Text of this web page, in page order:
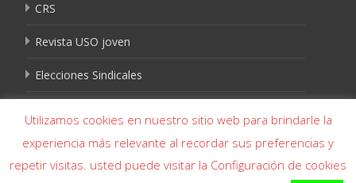
CRS
Revista USO joven
Elecciones Sindicales
Copyright © USO Cádiz- USO Cádiz 956 226 644 - USO Algeciras
Utilizamos cookies en nuestro sitio web para brindarle la
experiencia más relevante al recordar sus preferencias y
repetir visitas. usted puede visitar la Configuración de cookies